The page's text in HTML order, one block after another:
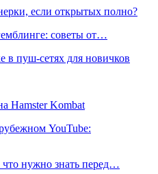
если открытых полно?
советы от…
в пуш-сетях для новичков
Hamster Kombat
YouTube:
нужно знать перед…